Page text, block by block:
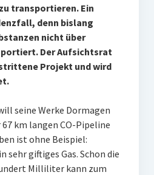
transportieren. Ein
denn bislang
nicht über
Der Aufsichtsrat
Projekt und wird
seine Werke Dormagen
km langen CO-Pipeline
ist ohne Beispiel:
sehr giftiges Gas. Schon die
Milliliter kann zum